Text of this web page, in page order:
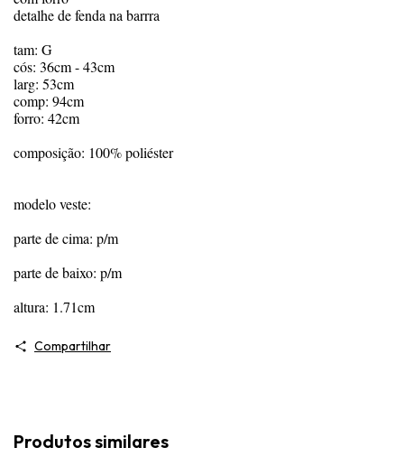
detalhe de fenda na barrra
tam: G
cós: 36cm - 43cm
larg: 53cm
comp: 94cm
forro: 42cm
composição: 100% poliéster
modelo veste:
parte de cima: p/m
parte de baixo: p/m
altura: 1.71cm
Compartilhar
Produtos similares